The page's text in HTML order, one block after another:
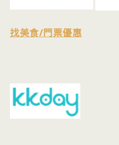
找美食/門票優惠